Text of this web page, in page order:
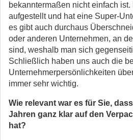
bekanntermaßen nicht einfach ist.
aufgestellt und hat eine Super-
es gibt auch durchaus
oder anderen Unternehmen, an
sind, weshalb man sich
Schließlich haben uns auch die
Unternehmerpersönlichkeiten
immer sehr wichtig.
Wie relevant war es für Sie,
Jahren ganz klar auf den
hat?